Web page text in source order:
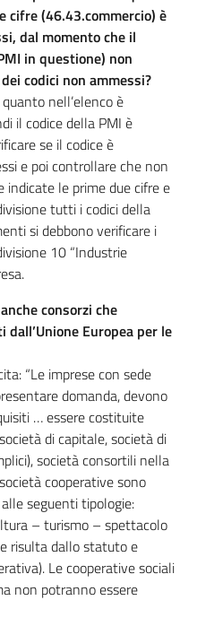
cifre (46.43.commercio) è
dal momento che il
in questione) non
codici non ammessi?
nell’elenco è
il codice della PMI è
se il codice è
e poi controllare che non
indicate le prime due cifre e
tutti i codici della
si debbono verificare i
10 “Industrie
consorzi che
Europea per le
“Le imprese con sede
domanda, devono
… essere costituite
di capitale, società di
società consortili nella
cooperative sono
seguenti tipologie:
– turismo – spettacolo
risulta dallo statuto e
Le cooperative sociali
non potranno essere